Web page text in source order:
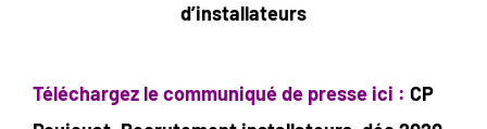
d’installateurs
Téléchargez le communiqué de presse ici : CP